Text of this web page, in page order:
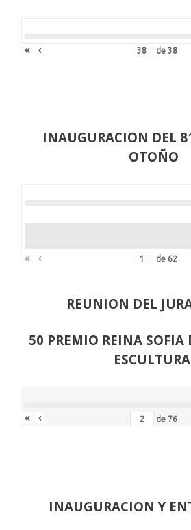
« ‹ de 38
INAUGURACION DEL
OTOÑO
« ‹ de 62
REUNION DEL
50 PREMIO REINA SOFIA
ESCULTURA
« ‹ de 76
INAUGURACION Y